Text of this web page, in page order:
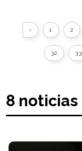
‹ 1 2
32 33
8 noticias